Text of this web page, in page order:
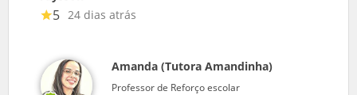
5 24 dias atrás
Amanda (Tutora Amandinha)
Professor de Reforço escolar